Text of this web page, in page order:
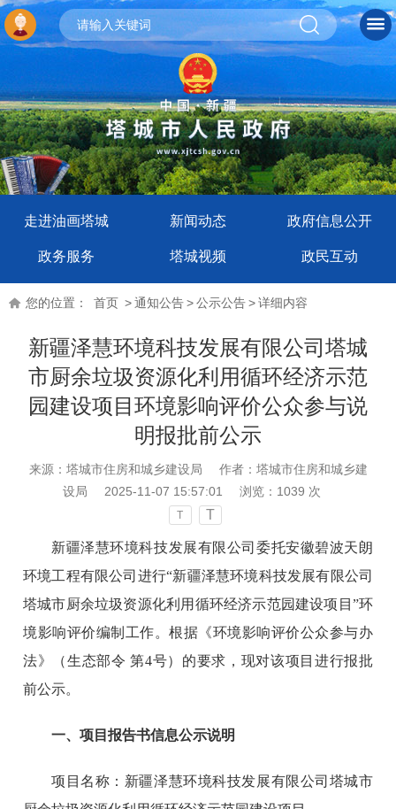
走进油画塔城 新闻动态 政府信息公开
政务服务 塔城视频 政民互动
您的位置： 首页 >通知公告>公示公告>详细内容
新疆泽慧环境科技发展有限公司塔城
市厨余垃圾资源化利用循环经济示范
园建设项目环境影响评价公众参与说
明报批前公示
来源：塔城市住房和城乡建设局
作者：塔城市住房和城乡建
设局
2025-11-07 15:57:01 浏览： 1039 次
T T
新疆泽慧环境科技发展有限公司委托安徽碧波天朗
环境工程有限公司进行“新疆泽慧环境科技发展有限公司
塔城市厨余垃圾资源化利用循环经济示范园建设项目”环
境影响评价编制工作。根据《环境影响评价公众参与办
法》（生态部令 第4号）的要求，现对该项目进行报批
前公示。
一、项目报告书信息公示说明
项目名称：新疆泽慧环境科技发展有限公司塔城市